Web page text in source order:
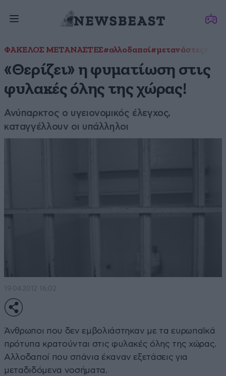
ΦΑΚΕΛΟΣ ΜΕΤΑΝΑΣΤΕΣ#αλλοδαποί#μετανάστες
«Θερίζει» η φυματίωση στις
φυλακές όλης της χώρας!
Ανύπαρκτος ο υγειονομικός έλεγχος,
καταγγέλλουν οι υπάλληλοι
19·04·2012 16:02
Άνθρωποι που δεν εμβολιάστηκαν με τα ευρωπαϊκά
πρότυπα κρατούνται στις φυλακές όλης της χώρας.
Αλλοδαποί που σπάνια έκαναν εξετάσεις για
μεταδιδόμενα νοσήματα.